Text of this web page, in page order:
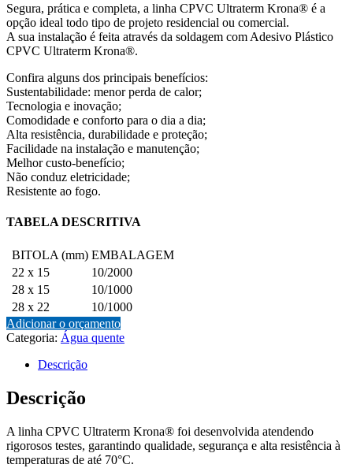
Segura, prática e completa, a linha CPVC Ultraterm Krona® é a
opção ideal todo tipo de projeto residencial ou comercial.
A sua instalação é feita através da soldagem com Adesivo Plástico
CPVC Ultraterm Krona®.
Confira alguns dos principais benefícios:
Sustentabilidade: menor perda de calor;
Tecnologia e inovação;
Comodidade e conforto para o dia a dia;
Alta resistência, durabilidade e proteção;
Facilidade na instalação e manutenção;
Melhor custo-benefício;
Não conduz eletricidade;
Resistente ao fogo.
TABELA DESCRITIVA
BITOLA (mm) EMBALAGEM
22 x 15
10/2000
28 x 15
10/1000
28 x 22
10/1000
Adicionar o orçamento
Categoria: Água quente
Descrição
Descrição
A linha CPVC Ultraterm Krona® foi desenvolvida atendendo
rigorosos testes, garantindo qualidade, segurança e alta resistência à
temperaturas de até 70°C.